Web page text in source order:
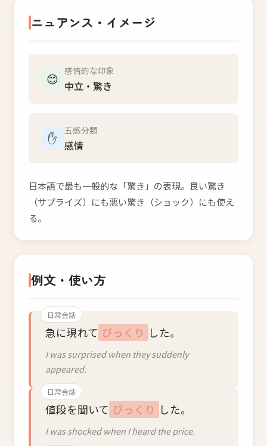
ニュアンス・イメージ
😊 感情的な印象
中立・驚き
✋ 五感分類
感情
日本語で最も一般的な「驚き」の表現。良い驚き
（サプライズ）にも悪い驚き（ショック）にも使え
る。
例文・使い方
日常会話
急に現れて びっくり した。
I was surprised when they suddenly
appeared.
日常会話
値段を聞いて びっくり した。
I was shocked when I heard the price.